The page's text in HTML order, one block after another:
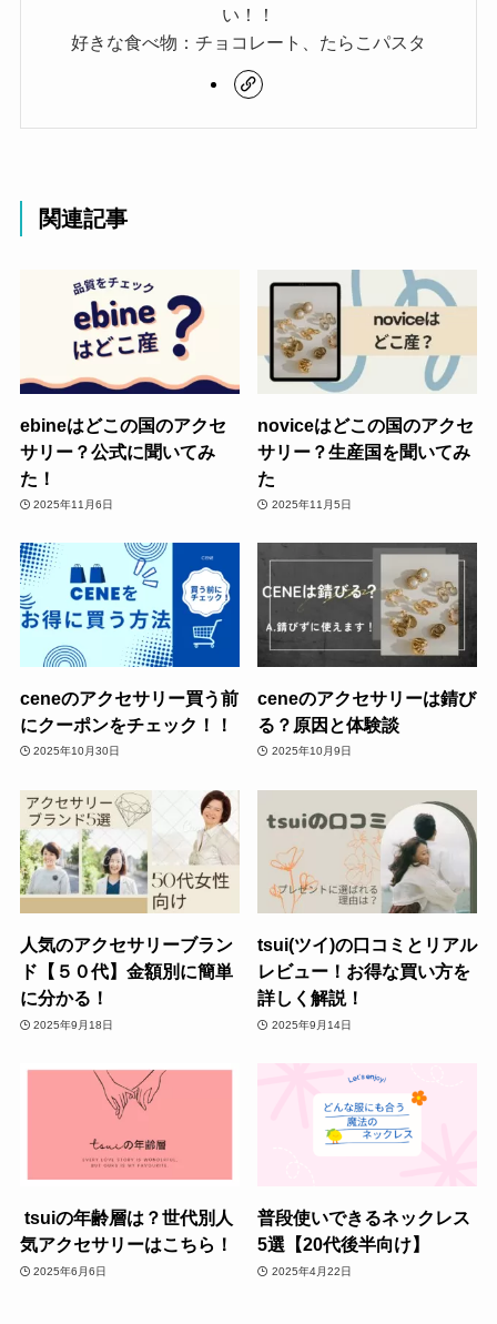
い！！
好きな食べ物：チョコレート、たらこパスタ
関連記事
ebineはどこの国のアクセ
サリー？公式に聞いてみ
た！
2025年11月6日
noviceはどこの国のアクセ
サリー？生産国を聞いてみ
た
2025年11月5日
ceneのアクセサリー買う前
にクーポンをチェック！！
2025年10月30日
ceneのアクセサリーは錆び
る？原因と体験談
2025年10月9日
人気のアクセサリーブラン
ド【５０代】金額別に簡単
に分かる！
2025年9月18日
tsui(ツイ)の口コミとリアル
レビュー！お得な買い方を
詳しく解説！
2025年9月14日
tsuiの年齢層は？世代別人
気アクセサリーはこちら！
2025年6月6日
普段使いできるネックレス
5選【20代後半向け】
2025年4月22日